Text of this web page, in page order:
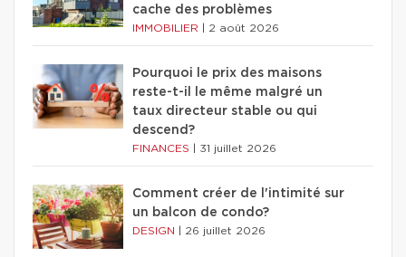
cache des problèmes
IMMOBILIER 2 août 2026
Pourquoi le prix des maisons
reste-t-il le même malgré un
taux directeur stable ou qui
descend?
FINANCES 31 juillet 2026
Comment créer de l'intimité sur
un balcon de condo?
DESIGN 26 juillet 2026